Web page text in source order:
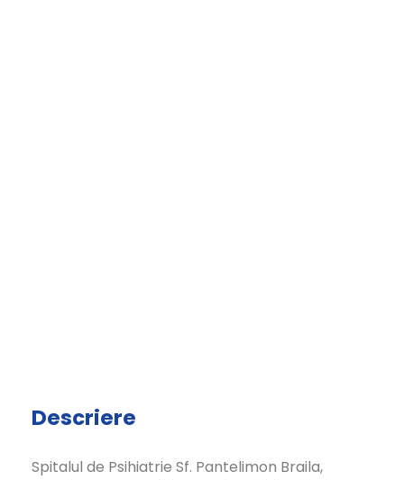
Descriere
Spitalul de Psihiatrie Sf. Pantelimon Braila,